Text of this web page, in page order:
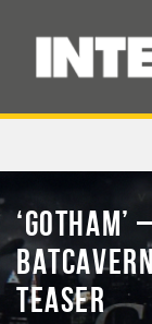
TEASER